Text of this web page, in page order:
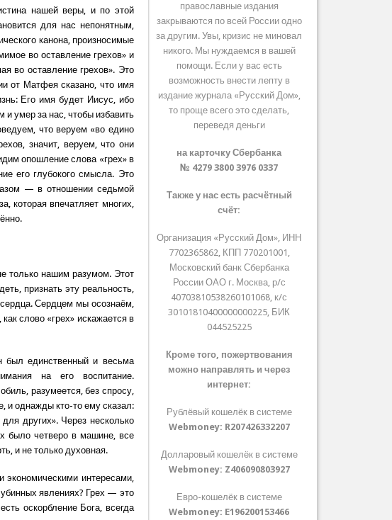
нашей веры, и по этой
для нас непонятным,
канона, произносимые
во оставление грехов» и
во оставление грехов». Это
от Матфея сказано, что имя
Его имя будет Иисус, ибо
умер за нас, чтобы избавить
что веруем «во едино
значит, веруем, что они
опошление слова «грех» в
его глубокого смысла. Это
— в отношении седьмой
которая впечатляет многих,
только нашим разумом. Этот
признать эту реальность,
сердца. Сердцем мы осознаём,
слово «грех» искажается в
был единственный и весьма
на его воспитание.
разумеется, без спросу,
и однажды кто-то ему сказал:
других». Через несколько
было четверо в машине, все
и не только духовная.
экономическими интересами,
явлениях? Грех — это
оскорбление Бога, всегда
православные издания
закрываются по всей России одно
за другим. Увы, кризис не миновал
никого. Мы нуждаемся в вашей
помощи. Если у вас есть
возможность внести лепту в
издание журнала «Русский Дом»,
то проще всего это сделать,
переведя деньги
на карточку Сбербанка
№ 4279 3800 3976 0337
Также у нас есть расчётный
счёт:
Организация «Русский Дом», ИНН
7702365862, КПП 770201001,
Московский банк Сбербанка
России ОАО г. Москва, р/с
40703810538260101068, к/с
30101810400000000225, БИК
044525225
Кроме того, пожертвования
можно направлять и через
интернет:
Рублёвый кошелёк в системе
Webmoney: R207426332207
Долларовый кошелёк в системе
Webmoney: Z406090803927
Евро-кошелёк в системе
Webmoney: E196200153466